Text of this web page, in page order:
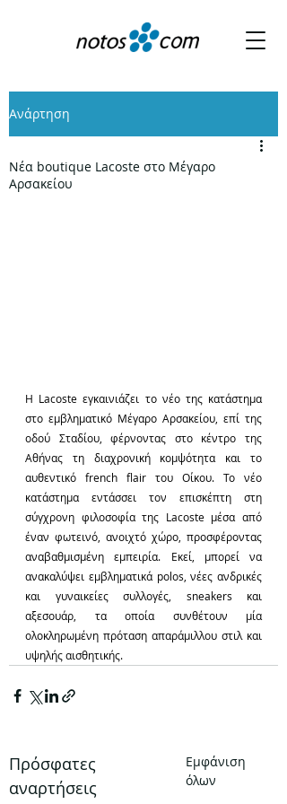
Ανάρτηση
Νέα boutique Lacoste στο Μέγαρο
Αρσακείου
Η Lacoste εγκαινιάζει το νέο της κατάστημα
στο εμβληματικό Μέγαρο Αρσακείου, επί της
οδού Σταδίου, φέρνοντας στο κέντρο της
Αθήνας τη διαχρονική κομψότητα και το
αυθεντικό french flair του Οίκου. Το νέο
κατάστημα εντάσσει τον επισκέπτη στη
σύγχρονη φιλοσοφία της Lacoste μέσα από
έναν φωτεινό, ανοιχτό χώρο, προσφέροντας
αναβαθμισμένη εμπειρία. Εκεί, μπορεί να
ανακαλύψει εμβληματικά polos, νέες ανδρικές
και γυναικείες συλλογές, sneakers και
αξεσουάρ, τα οποία συνθέτουν μία
ολοκληρωμένη πρόταση απαράμιλλου στιλ και
υψηλής αισθητικής.
Πρόσφατες
αναρτήσεις
Εμφάνιση
όλων